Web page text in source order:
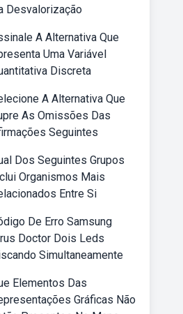
Desvalorização
A Alternativa Que
Uma Variável
Discreta
A Alternativa Que
As Omissões Das
Seguintes
Dos Seguintes Grupos
Organismos Mais
Entre Si
De Erro Samsung
Doctor Dois Leds
Simultaneamente
Elementos Das
Gráficas Não